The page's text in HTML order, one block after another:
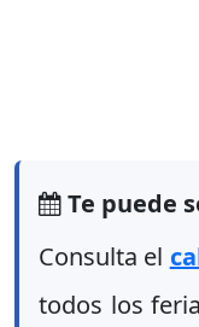
Te puede
Consulta el
todos los